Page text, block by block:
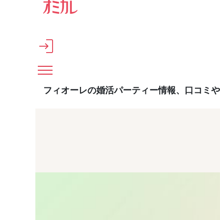
メインコンテンツへスキップ
フィオーレの婚活パーティー情報、口コミ